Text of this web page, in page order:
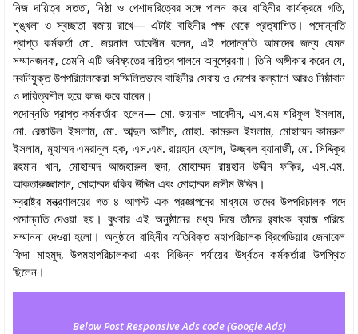
নিজ দায়িত্ব সততা, নিষ্ঠা ও পেশাদারিত্বের সঙ্গে পালন করে বাহিনীর কার্যক্রমে গতি,
শৃঙ্খলা ও স্বচ্ছতা বজায় রাখে— এটাই বাহিনীর পক্ষ থেকে প্রত্যাশিত। পদোন্নতি
প্রাপ্ত কর্মকর্তা মো. জয়নাল আবেদীন বলেন, এই পদোন্নতি আমাদের জন্য যেমন
সম্মানজনক, তেমনি এটি ভবিষ্যতের দায়িত্ব পালনে অনুপ্রেরণা। তিনি অঙ্গীকার করেন যে,
নবনিযুক্ত উপপরিচালকেরা সম্মিলিতভাবে বাহিনীর সেবায় ও দেশের কল্যাণে আরও নিষ্ঠাবান
ও দায়িত্বশীল হয়ে কাজ করে যাবেন।
পদোন্নতি প্রাপ্ত কর্মকর্তারা হলেন— মো. জয়নাল আবেদীন, এস.এম শরিফুল ইসলাম,
মো. রেজাউল ইসলাম, মো. আব্দুল আলীম, মোহা. কামরুল ইসলাম, মোহাম্মদ কামরুল
ইসলাম, মুহাম্মদ এমরানুল হক, এস.এম. রায়হান হেলাল, উজ্জ্বল ব্যানার্জী, মো. সিদ্দিকুর
রহমান খান, মোহাম্মদ আজহারুল হুদা, মোহাম্মদ রায়হান উদ্দীন ফকির, এস.এম.
আকতারুজ্জামান, মোহাম্মদ রকিব উদ্দিন এবং মোহাম্মদ জসীম উদ্দিন।
স্বরাষ্ট্র মন্ত্রণালয়ের গত ৪ আগস্ট এক প্রজ্ঞাপনের মাধ্যমে তাদের উপপরিচালক পদে
পদোন্নতি দেওয়া হয়। বুধবার এই অনুষ্ঠানের মধ্য দিয়ে তাঁদের র‌্যাংক ব্যাজ পরিয়ে
সম্মাননা দেওয়া হলো। অনুষ্ঠানে বাহিনীর অতিরিক্ত মহাপরিচালক ব্রিগেডিয়ার জেনারেল
ফিদা মাহমুদ, উপমহাপরিচালকরা এবং বিভিন্ন পর্যায়ের ঊর্ধ্বতন কর্মকর্তারা উপস্থিত
ছিলেন।
Below Post Responsive Ads code (Google Ads)